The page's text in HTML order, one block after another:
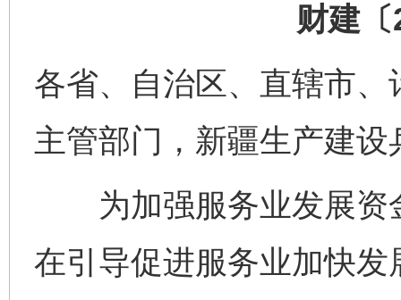
财建
各省、自治区、直辖市
主管部门，新疆生产建
为加强服务业发展资
在引导促进服务业加快